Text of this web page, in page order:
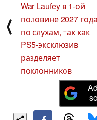
⟨
War Laufey в 1-ой
половине 2027 года
по слухам, так как
PS5-эксклюзив
разделяет
поклонников